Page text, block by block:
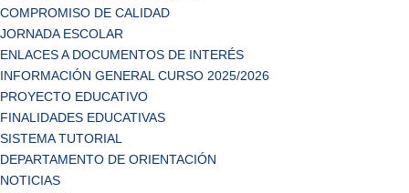
COMPROMISO DE CALIDAD
JORNADA ESCOLAR
ENLACES A DOCUMENTOS DE INTERÉS
INFORMACIÓN GENERAL CURSO 2025/2026
PROYECTO EDUCATIVO
FINALIDADES EDUCATIVAS
SISTEMA TUTORIAL
DEPARTAMENTO DE ORIENTACIÓN
NOTICIAS